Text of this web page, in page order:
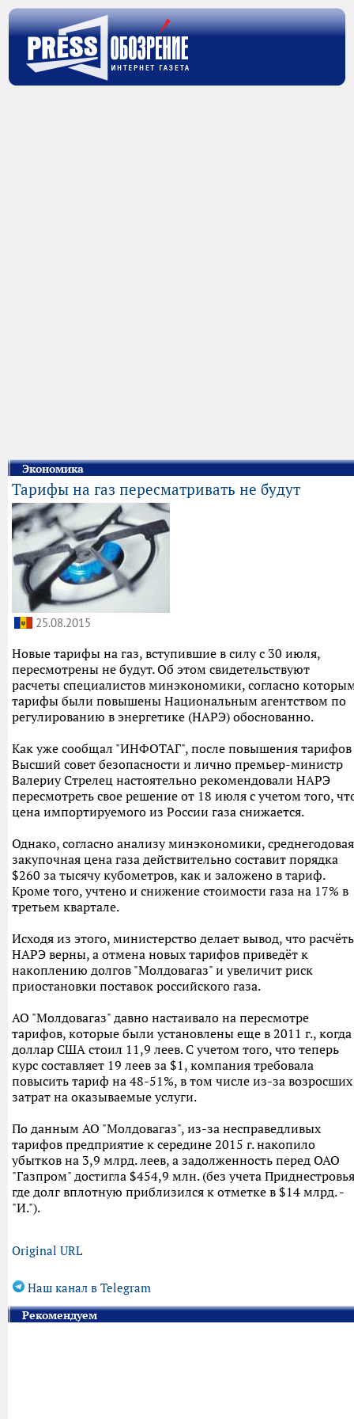
Экономика
Тарифы на газ пересматривать не будут
25.08.2015
Новые тарифы на газ, вступившие в силу с 30 июля,
пересмотрены не будут. Об этом свидетельствуют
расчеты специалистов минэкономики, согласно
тарифы были повышены Национальным агентством по
регулированию в энергетике (НАРЭ) обоснованно.
Как уже сообщал "ИНФОТАГ", после повышения тарифов
Высший совет безопасности и лично премьер-министр
Валериу Стрелец настоятельно рекомендовали НАРЭ
пересмотреть свое решение от 18 июля с учетом того,
цена импортируемого из России газа снижается.
Однако, согласно анализу минэкономики, среднегодовая
закупочная цена газа действительно составит порядка
$260 за тысячу кубометров, как и заложено в тариф.
Кроме того, учтено и снижение стоимости газа на 17% в
третьем квартале.
Исходя из этого, министерство делает вывод, что
НАРЭ верны, а отмена новых тарифов приведёт к
накоплению долгов "Молдовагаз" и увеличит риск
приостановки поставок российского газа.
АО "Молдовагаз" давно настаивало на пересмотре
тарифов, которые были установлены еще в 2011 г., когда
доллар США стоил 11,9 леев. С учетом того, что теперь
курс составляет 19 леев за $1, компания требовала
повысить тариф на 48-51%, в том числе из-за возросших
затрат на оказываемые услуги.
По данным АО "Молдовагаз", из-за несправедливых
тарифов предприятие к середине 2015 г. накопило
убытков на 3,9 млрд. леев, а задолженность перед ОАО
"Газпром" достигла $454,9 млн. (без учета
где долг вплотную приблизился к отметке в $14 млрд. -
"И.").
Original URL
Наш канал в Telegram
Рекомендуем